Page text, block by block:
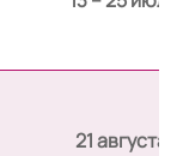
21 августа